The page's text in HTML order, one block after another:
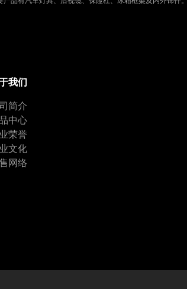
我们
简介
中心
荣誉
文化
网络